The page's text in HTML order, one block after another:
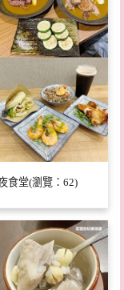
食堂(瀏覽：62)